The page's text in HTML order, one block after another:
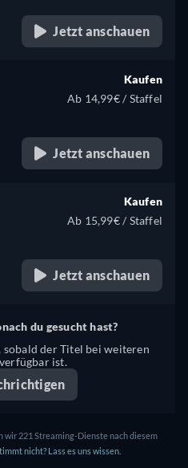
Jetzt anschauen
Kaufen
Ab 14,99€ / Staffel
Jetzt anschauen
Kaufen
Ab 15,99€ / Staffel
Jetzt anschauen
du gesucht hast?
der Titel bei weiteren
ist.
wir 221 Streaming-Dienste nach diesem
nicht? Lass es uns wissen.